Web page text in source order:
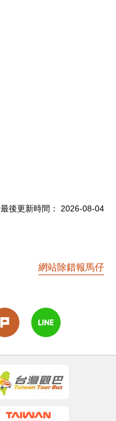
最後更新時間： 2026-08-04
網站除錯報馬仔